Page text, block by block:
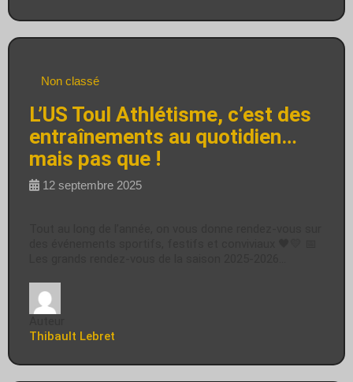
Non classé
L’US Toul Athlétisme, c’est des
entraînements au quotidien…
mais pas que !
12 septembre 2025
Thibault Lebret